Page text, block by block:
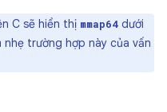
C sẽ hiển thị mmap64 dưới
trường hợp này của vấn